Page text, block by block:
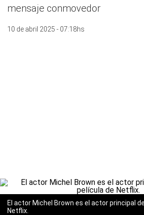
mensaje conmovedor
10 de abril 2025 - 07:18hs
El actor Michel Brown es el actor principal
Netflix.